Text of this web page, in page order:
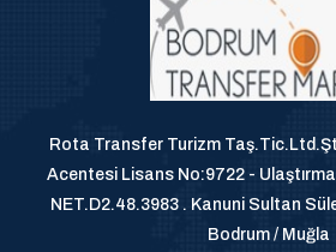
Rota Transfer Turizm
Acentesi Lisans No:9722 -
NET.D2.48.3983 . Kanuni Sultan
Bodrum / Muğla